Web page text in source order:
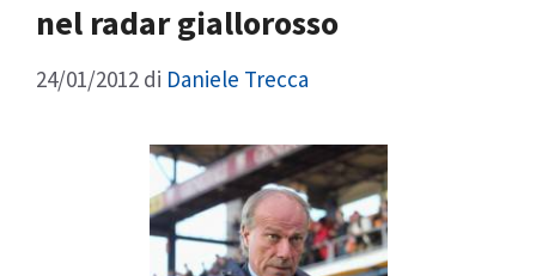
nel radar giallorosso
24/01/2012 di Daniele Trecca